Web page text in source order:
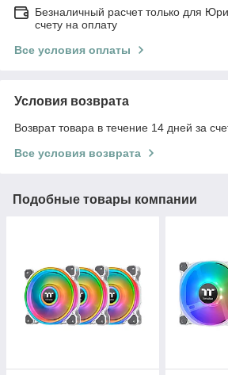
Безналичный расчет только для
счету на оплату
Все условия оплаты
Условия возврата
Возврат товара в течение 14 дней за
Все условия возврата
Подобные товары компании